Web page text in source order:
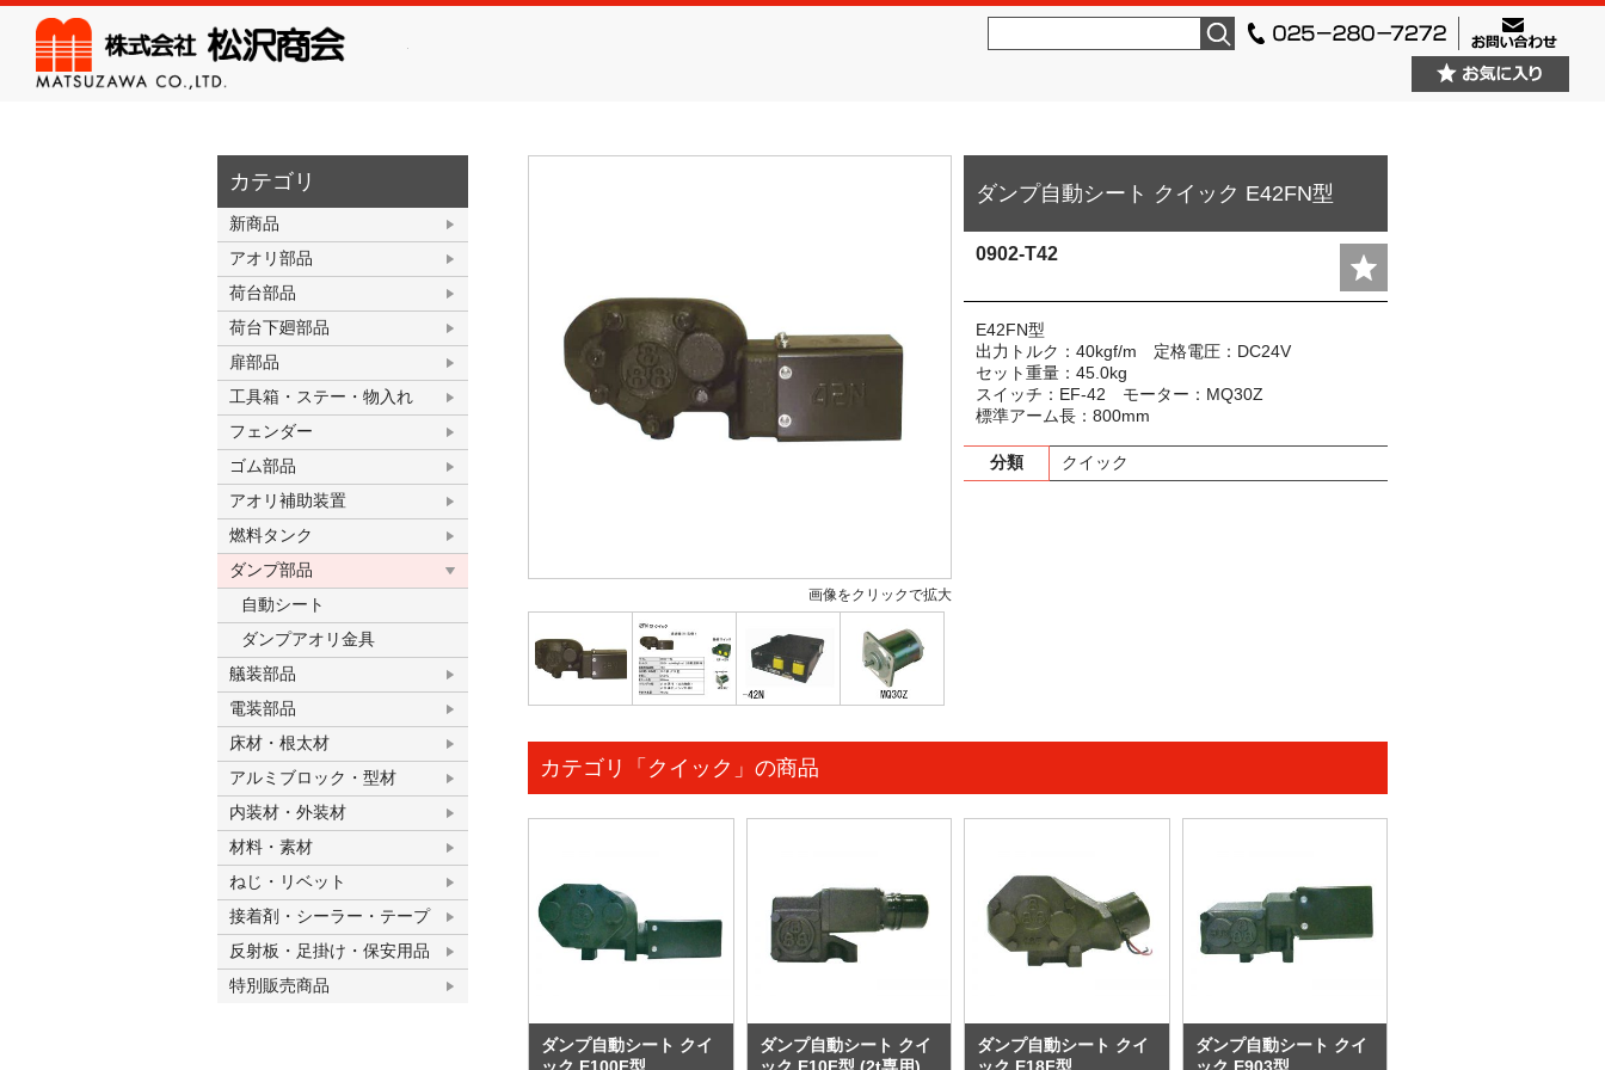
MATSUZAWA CO.,LTD.
カテゴリ
新商品
アオリ部品
荷台部品
荷台下廻部品
扉部品
工具箱・ステー・物入れ
フェンダー
ゴム部品
アオリ補助装置
燃料タンク
ダンプ部品
自動シート
ダンプアオリ金具
艤装部品
電装部品
床材・根太材
アルミブロック・型材
内装材・外装材
材料・素材
ねじ・リベット
接着剤・シーラー・テープ
反射板・足掛け・保安用品
特別販売商品
画像をクリックで拡大
ダンプ自動シート クイック E42FN型
0902-T42
E42FN型
出力トルク：40kgf/m 定格電圧：DC24V
セット重量：45.0kg
スイッチ：EF-42 モーター：MQ30Z
標準アーム長：800mm
分類 クイック
カテゴリ「クイック」の商品
ダンプ自動シート クイ
ック E100F型
ダンプ自動シート クイ
ック E10F型 (2t専用)
ダンプ自動シート クイ
ック E18F型
ダンプ自動シート クイ
ック E903型